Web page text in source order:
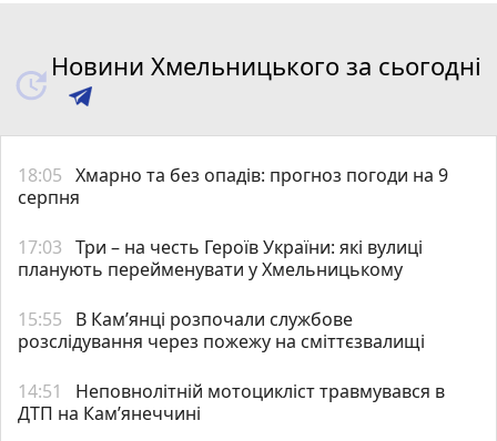
Новини Хмельницького за сьогодні
18:05 Хмарно та без опадів: прогноз погоди на 9
серпня
17:03 Три – на честь Героїв України: які вулиці
планують перейменувати у Хмельницькому
15:55
В Кам’янці розпочали службове
розслідування через пожежу на сміттєзвалищі
14:51
Неповнолітній мотоцикліст травмувався в
ДТП на Кам’янеччині